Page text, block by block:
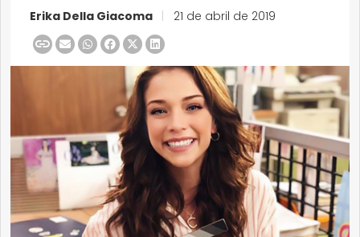
Erika Della Giacoma 21 de abril de 2019